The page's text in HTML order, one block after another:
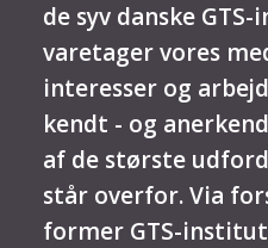
de syv danske
varetager vores
interesser og
kendt - og
af de største
står overfor. Via
former GTS-